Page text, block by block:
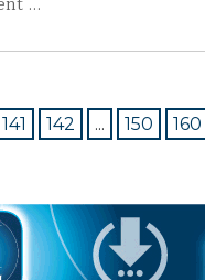
141 142 ... 150 160